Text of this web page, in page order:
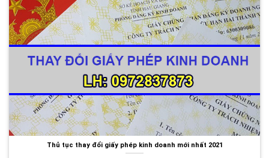
Thủ tục thay đổi giấy phép kinh doanh mới nhất 2021